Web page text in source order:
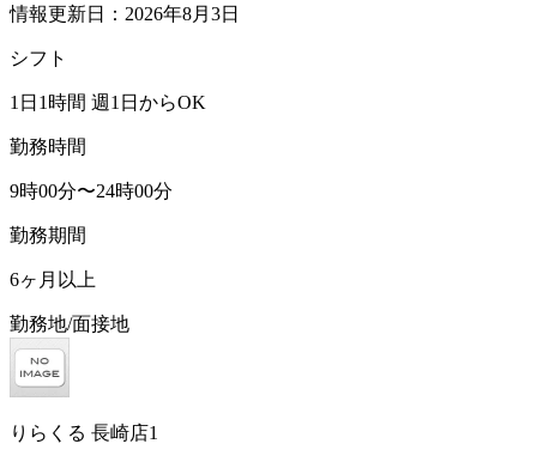
情報更新日：2026年8月3日
シフト
1日1時間 週1日からOK
勤務時間
9時00分〜24時00分
勤務期間
6ヶ月以上
勤務地/面接地
りらくる 長崎店1